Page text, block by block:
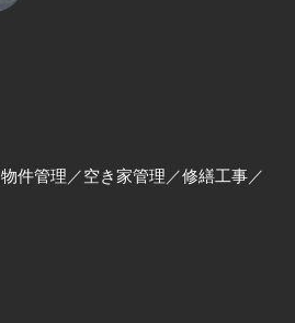
物件管理 空き家管理
修繕工事